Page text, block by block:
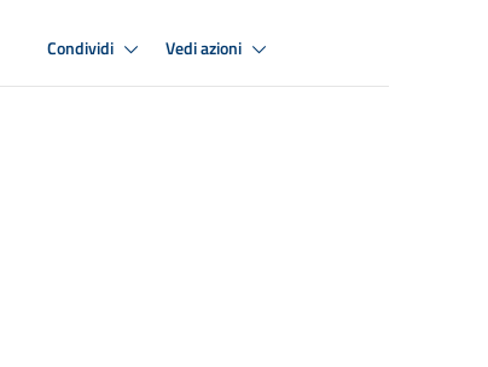
Condividi Vedi azioni